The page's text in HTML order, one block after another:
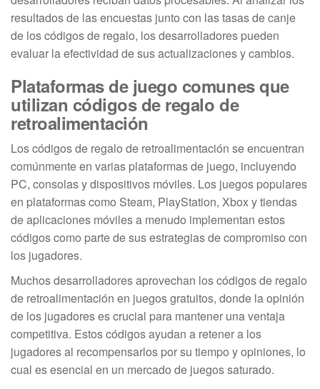
resultados de las encuestas junto con las tasas de canje
de los códigos de regalo, los desarrolladores pueden
evaluar la efectividad de sus actualizaciones y cambios.
Plataformas de juego comunes que
utilizan códigos de regalo de
retroalimentación
Los códigos de regalo de retroalimentación se encuentran
comúnmente en varias plataformas de juego, incluyendo
PC, consolas y dispositivos móviles. Los juegos populares
en plataformas como Steam, PlayStation, Xbox y tiendas
de aplicaciones móviles a menudo implementan estos
códigos como parte de sus estrategias de compromiso con
los jugadores.
Muchos desarrolladores aprovechan los códigos de regalo
de retroalimentación en juegos gratuitos, donde la opinión
de los jugadores es crucial para mantener una ventaja
competitiva. Estos códigos ayudan a retener a los
jugadores al recompensarlos por su tiempo y opiniones, lo
cual es esencial en un mercado de juegos saturado.